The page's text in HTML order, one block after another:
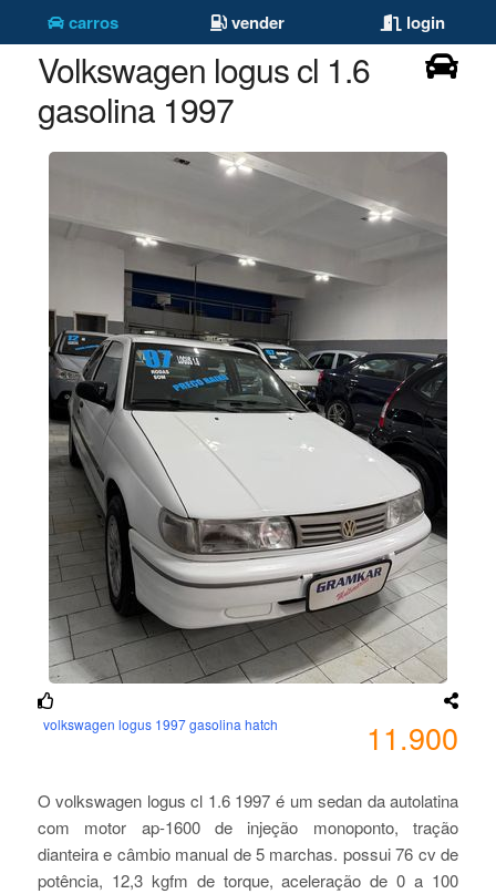
carros vender login
Volkswagen logus cl 1.6
gasolina 1997
volkswagen logus 1997 gasolina hatch 11.900
O volkswagen logus cl 1.6 1997 é um sedan da autolatina
com motor ap-1600 de injeção monoponto, tração
dianteira e câmbio manual de 5 marchas. possui 76 cv de
potência, 12,3 kgfm de torque, aceleração de 0 a 100